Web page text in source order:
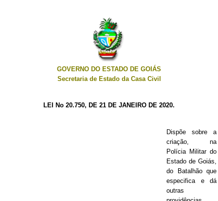
GOVERNO DO ESTADO DE GOIÁS
Secretaria de Estado da Casa Civil
LEI No 20.750, DE 21 DE JANEIRO DE 2020.
Dispõe sobre a
criação, na
Polícia Militar do
Estado de Goiás,
do Batalhão que
especifica e dá
outras